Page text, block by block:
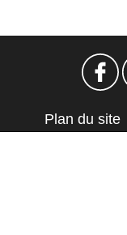
Plan du site